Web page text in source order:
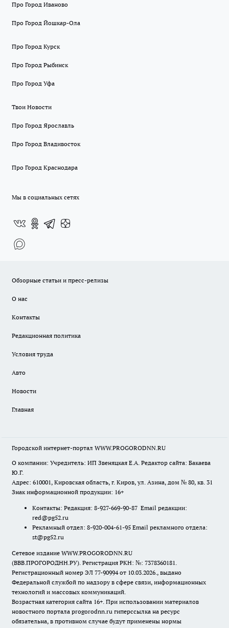
Про Город Иваново
Про Город Йошкар-Ола
Про Город Курск
Про Город Рыбинск
Про Город Уфа
Твои Новости
Про Город Ярославль
Про Город Владивосток
Про Город Краснодара
Мы в социальных сетях
Обзорные статьи и пресс-релизы
О нас
Контакты
Редакционная политика
Условия труда
Авто
Новости
Главная
Городской интернет-портал WWW.PROGORODNN.RU
О компании: Учредитель: ИП Звеняцкая Е.А. Редактор сайта: Бакаева
Ю.Г.
Адрес: 610001, Кировская область, г. Киров, ул. Азина, дом № 80, кв. 31
Знак информационной продукции: 16+
Контакты: Редакция: 8-927-669-90-87 Email редакции:
red@pg52.ru
Рекламный отдел: 8-920-004-61-95 Email рекламного отдела:
st@pg52.ru
Сетевое издание WWW.PROGORODNN.RU
(ВВВ.ПРОГОРОДНН.РУ). Регистрация РКН: №: 7378360181.
Регистрационный номер ЭЛ 77-90994 от 10.03.2026., выдано
Федеральной службой по надзору в сфере связи, информационных
технологий и массовых коммуникаций.
Возрастная категория сайта 16+. При использовании материалов
новостного портала progorodnn.ru гиперссылка на ресурс
обязательна, в противном случае будут применены нормы